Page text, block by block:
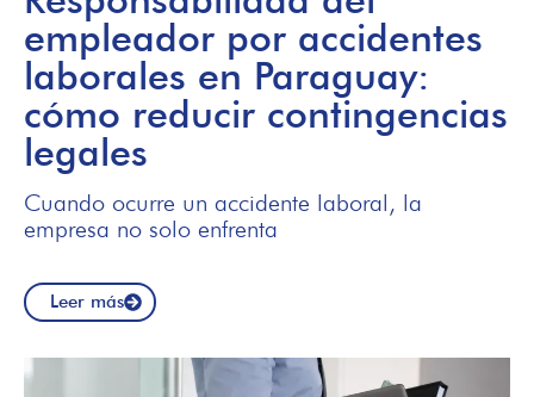
empleador por accidentes
laborales en Paraguay:
cómo reducir contingencias
legales
Cuando ocurre un accidente laboral, la
empresa no solo enfrenta
Leer más